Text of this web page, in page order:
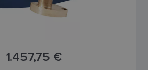
1.457,75 €